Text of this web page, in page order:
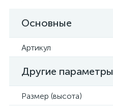
Основные
Артикул
Другие параметры
Размер (высота)